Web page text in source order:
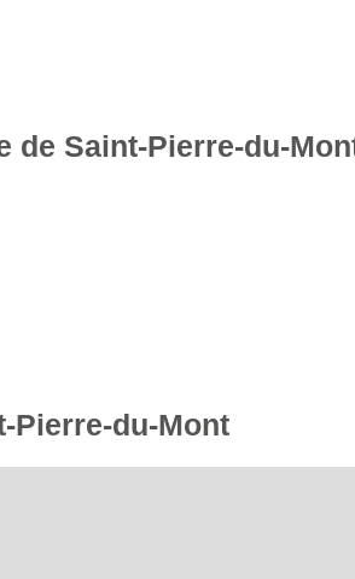
de Saint-Pierre-du-
Pierre-du-Mont